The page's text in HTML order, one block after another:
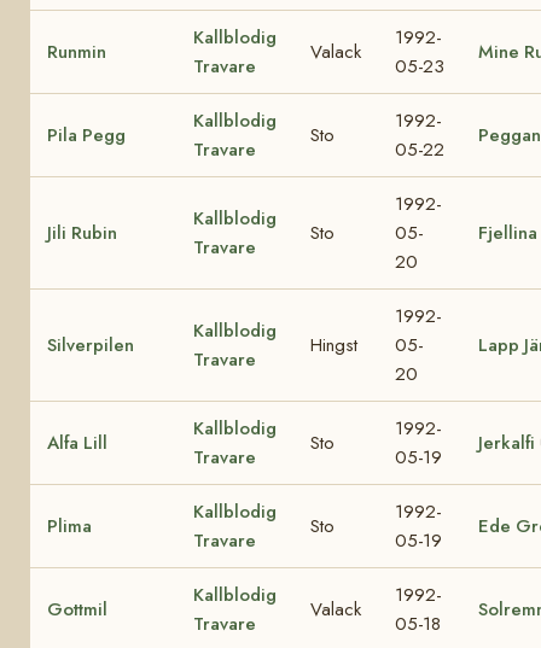
Runmin
Kallblodig
Travare
Valack
1992-
05-23
Mine
Pila Pegg
Kallblodig
Travare
Sto
1992-
05-22
Peggan
Jili Rubin
Kallblodig
Travare
Sto
1992-
05-
20
Fjellina
Silverpilen
Kallblodig
Travare
Hingst
1992-
05-
20
Lapp
Alfa Lill
Kallblodig
Travare
Sto
1992-
05-19
Jerkalfi
Plima
Kallblodig
Travare
Sto
1992-
05-19
Ede
Gottmil
Kallblodig
Travare
Valack
1992-
05-18